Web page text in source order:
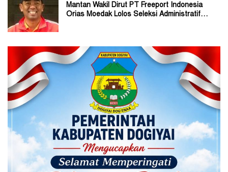
Mantan Wakil Dirut PT Freeport Indonesia
Orias Moedak Lolos Seleksi Administratif